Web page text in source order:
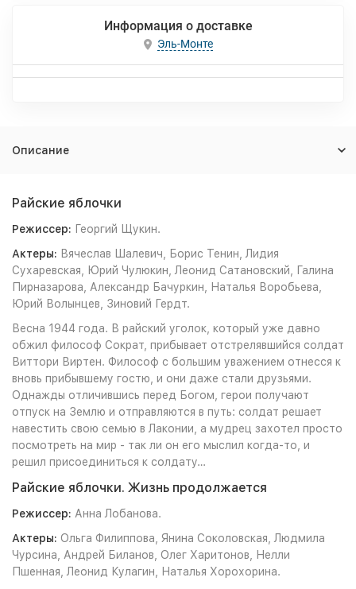
Информация о доставке
Эль-Монте
Описание
Райские яблочки
Режиссер: Георгий Щукин.
Актеры: Вячеслав Шалевич, Борис Тенин, Лидия
Сухаревская, Юрий Чулюкин, Леонид Сатановский, Галина
Пирназарова, Александр Бачуркин, Наталья Воробьева,
Юрий Волынцев, Зиновий Гердт.
Весна 1944 года. В райский уголок, который уже давно
обжил философ Сократ, прибывает отстрелявшийся солдат
Виттори Виртен. Философ с большим уважением отнесся к
вновь прибывшему гостю, и они даже стали друзьями.
Однажды отличившись перед Богом, герои получают
отпуск на Землю и отправляются в путь: солдат решает
навестить свою семью в Лаконии, а мудрец захотел просто
посмотреть на мир - так ли он его мыслил когда-то, и
решил присоединиться к солдату…
Райские яблочки. Жизнь продолжается
Режиссер: Анна Лобанова.
Актеры: Ольга Филиппова, Янина Соколовская, Людмила
Чурсина, Андрей Биланов, Олег Харитонов, Нелли
Пшенная, Леонид Кулагин, Наталья Хорохорина.